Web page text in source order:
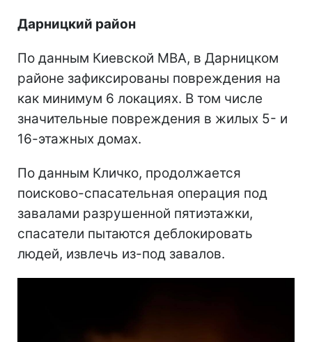
Дарницкий район
По данным Киевской МВА, в Дарницком
районе зафиксированы повреждения на
как минимум 6 локациях. В том числе
значительные повреждения в жилых 5- и
16-этажных домах.
По данным Кличко, продолжается
поисково-спасательная операция под
завалами разрушенной пятиэтажки,
спасатели пытаются деблокировать
людей, извлечь из-под завалов.